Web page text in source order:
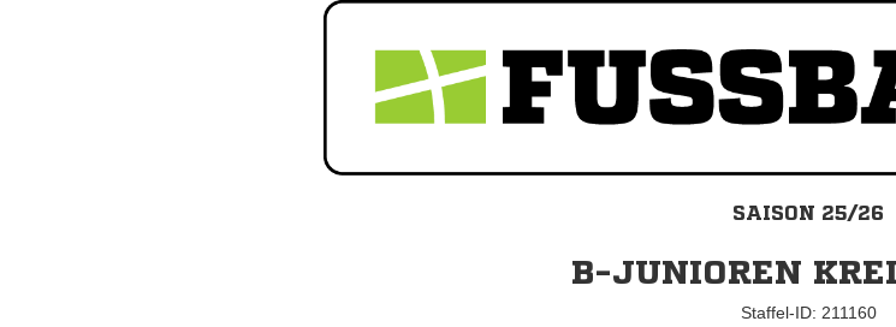
SAISON 25/26
B-JUNIOREN
Staffel-ID: 211160